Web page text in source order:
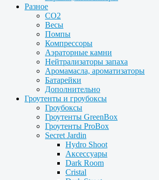
Разное
CO2
Весы
Помпы
Компрессоры
Аэраторные камни
Нейтрализаторы запаха
Аромамасла, ароматизаторы
Батарейки
Дополнительно
Гроутенты и гроубоксы
Гроубоксы
Гроутенты GreenBox
Гроутенты ProBox
Secret Jardin
Hydro Shoot
Аксессуары
Dark Room
Cristal